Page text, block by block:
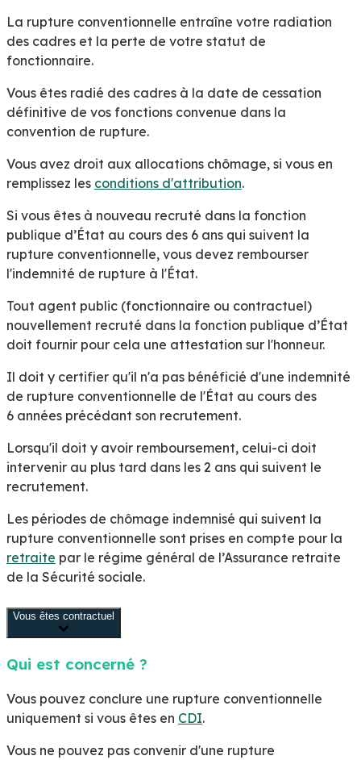
La rupture conventionnelle entraîne votre radiation
des cadres et la perte de votre statut de
fonctionnaire.
Vous êtes radié des cadres à la date de cessation
définitive de vos fonctions convenue dans la
convention de rupture.
Vous avez droit aux allocations chômage, si vous en
remplissez les conditions d'attribution.
Si vous êtes à nouveau recruté dans la fonction
publique d’État au cours des 6 ans qui suivent la
rupture conventionnelle, vous devez rembourser
l'indemnité de rupture à l'État.
Tout agent public (fonctionnaire ou contractuel)
nouvellement recruté dans la fonction publique d’État
doit fournir pour cela une attestation sur l'honneur.
Il doit y certifier qu'il n'a pas bénéficié d'une indemnité
de rupture conventionnelle de l'État au cours des
6 années précédant son recrutement.
Lorsqu'il doit y avoir remboursement, celui-ci doit
intervenir au plus tard dans les 2 ans qui suivent le
recrutement.
Les périodes de chômage indemnisé qui suivent la
rupture conventionnelle sont prises en compte pour la
retraite par le régime général de l’Assurance retraite
de la Sécurité sociale.
Vous êtes contractuel
Qui est concerné ?
Vous pouvez conclure une rupture conventionnelle
uniquement si vous êtes en CDI.
Vous ne pouvez pas convenir d'une rupture